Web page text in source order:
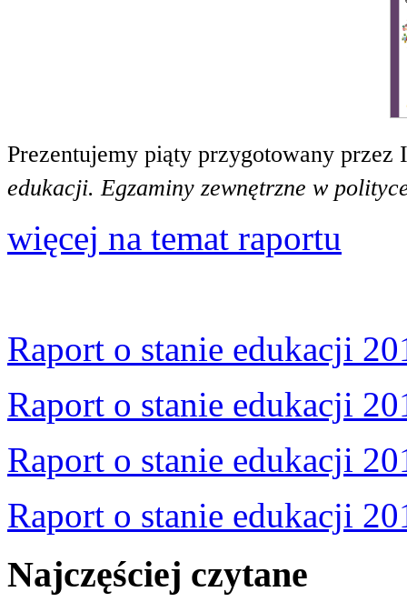
Prezentujemy piąty przygotowany
edukacji. Egzaminy zewnętrzne w
więcej na temat raportu
Raport o stanie edukacji
Raport o stanie edukacji
Raport o stanie edukacji
Raport o stanie edukacji
Najczęściej czytane